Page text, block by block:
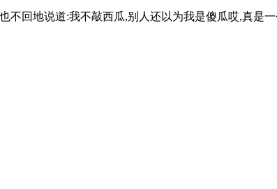
不回地说道:我不敲西瓜,别人还以为我是傻瓜哎,真是